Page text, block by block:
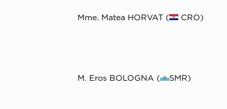
Μme. Matea HORVAT ( CRO)
Μ. Eros BOLOGNA ( SMR)